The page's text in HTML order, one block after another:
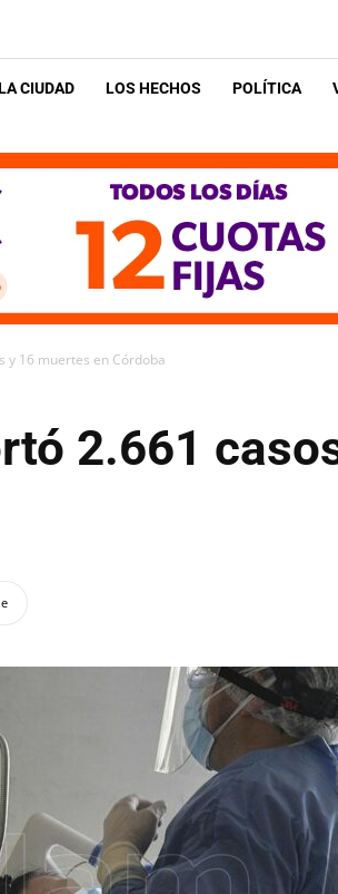
CIUDAD LOS HECHOS POLÍTICA
y 16 muertes en Córdoba
2.661